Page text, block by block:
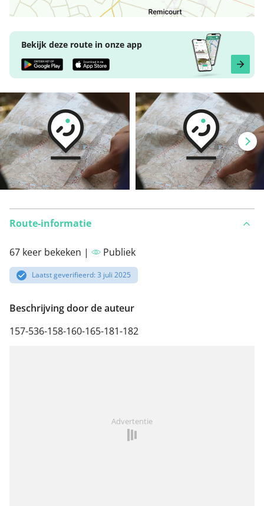
Bekijk deze route in onze app
Route-informatie
67 keer bekeken | Publiek
Laatst geverifieerd: 3 juli 2025
Beschrijving door de auteur
157-536-158-160-165-181-182
Advertentie